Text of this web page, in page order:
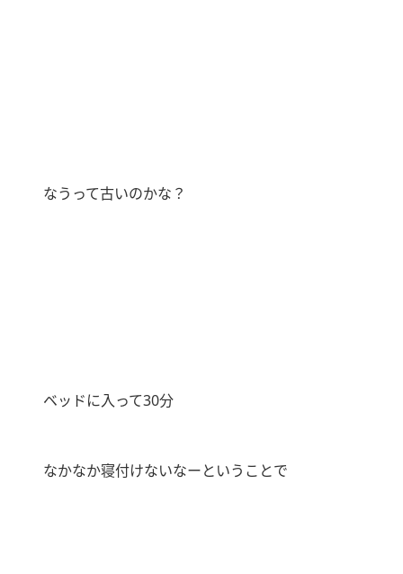
なうって古いのかな？
ベッドに入って30分
なかなか寝付けないなーということで